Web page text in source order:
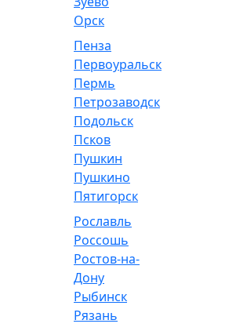
Орск
Пенза
Первоуральск
Пермь
Петрозаводск
Подольск
Псков
Пушкин
Пушкино
Пятигорск
Рославль
Россошь
Ростов-на-
Дону
Рыбинск
Рязань